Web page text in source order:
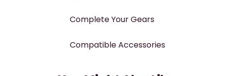
Complete Your Gears
Compatible Accessories